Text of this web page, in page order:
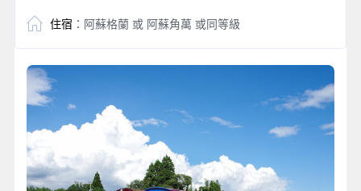
住宿 ：阿蘇格蘭 或 阿蘇角萬 或同等級